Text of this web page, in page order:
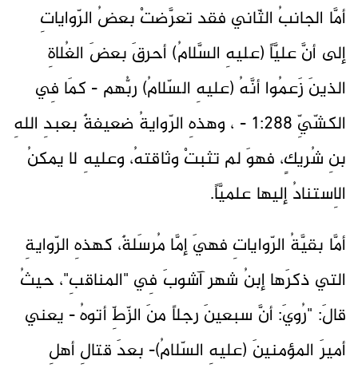
أمَّا الجانبُ الثّاني فقد تعرَّضتْ بعضُ الرّواياتِ
إلى أنَّ عليَّاً (عليهِ السَّلامُ) أحرقَ بعضَ الغُلاةِ
الذينَ زَعمُوا أنَّهُ (عليهِ السّلامُ) ربُّهم - كمَا فِي
الكشّيِّ 1:288 - ، وهذهِ الرّوايةُ ضعيفةٌ بعبدِ اللهِ
بنِ شُريكٍ، فهوَ لم تثبتْ وثاقتهُ، وعليهِ لا يمكنُ
الاِستنادُ إليها علميَّاً.
أمَّا بقيَّةُ الرّواياتِ فهيَ إمَّا مُرسَلةٌ، كهذهِ الرّوايةِ
التي ذكرَها إبنُ شهر آشوبَ فِي "المناقبِ"، حيثُ
قالَ: "رُويَ: أنَّ سبعينَ رجلاً منَ الزّطِّ أتوهُ - يعني
أميرَ المؤمنينَ (عليهِ السّلامُ)- بعدَ قتالِ أهلِ